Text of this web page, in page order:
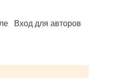
Вход для авторов